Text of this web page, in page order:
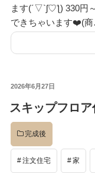
ます(´▽`ʃ♡ƪ) 330円
できちゃいます❤️(
投
日:
2026年6月27日
スキップフロ
完成後
注文住宅 家